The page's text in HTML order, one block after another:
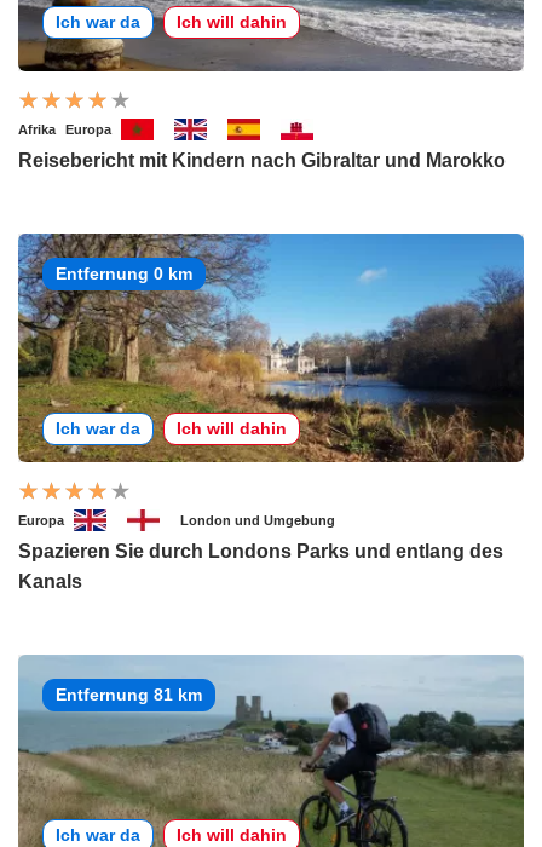
Ich war da Ich will dahin
Afrika Europa
Reisebericht mit Kindern nach Gibraltar und Marokko
Entfernung 0 km
Ich war da Ich will dahin
Europa London und Umgebung
Spazieren Sie durch Londons Parks und entlang des
Kanals
Entfernung 81 km
Ich war da Ich will dahin